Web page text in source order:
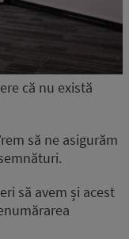
că nu există
să ne asigurăm
să avem și acest